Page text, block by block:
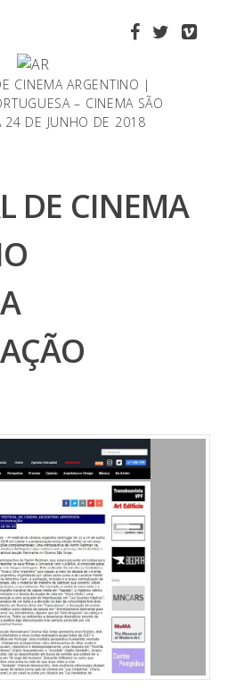
CINEMA ARGENTINO |
– CINEMA SÃO
24 DE JUNHO DE 2018
DE CINEMA